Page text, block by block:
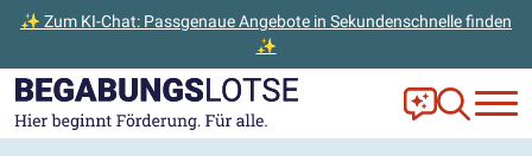
✨ Zum KI-Chat: Passgenaue Angebote in Sekundenschnelle finden
✨
Zum Hauptinhalt der Seite springen
Zur Startseite gehen Frag Ella!
Zur